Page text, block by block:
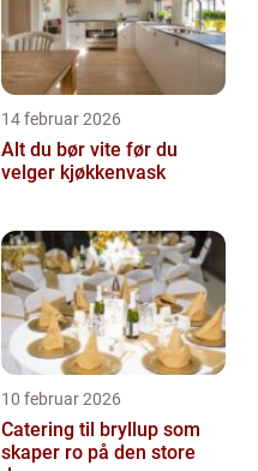
14 februar 2026
Alt du bør vite før du
velger kjøkkenvask
10 februar 2026
Catering til bryllup som
skaper ro på den store